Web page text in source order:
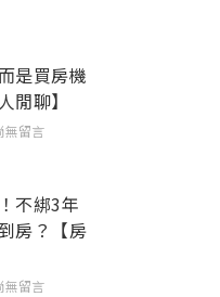
p
e
是買房機
閒聊】
無留言
不綁3年
房？【房
無留言